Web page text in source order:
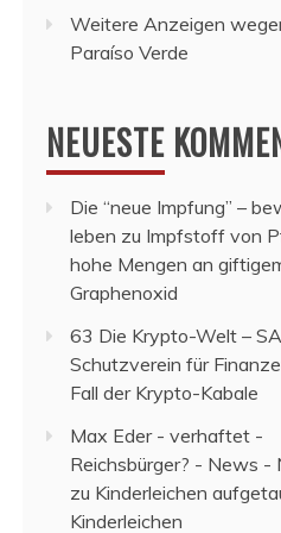
Weitere Anzeigen
Paraíso Verde
NEUESTE
Die “neue Impfung” –
leben zu Impfstoff von
hohe Mengen an
Graphenoxid
63 Die Krypto-Welt –
Schutzverein für
Fall der Krypto-Kabale
Max Eder - verhaftet -
Reichsbürger? - News -
zu Kinderleichen
Kinderleichen